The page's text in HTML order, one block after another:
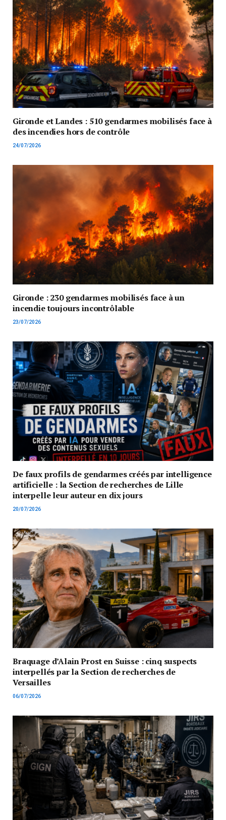
Gironde et Landes : 510 gendarmes mobilisés face à
des incendies hors de contrôle
24/07/2026
Gironde : 230 gendarmes mobilisés face à un
incendie toujours incontrôlable
23/07/2026
De faux profils de gendarmes créés par intelligence
artificielle : la Section de recherches de Lille
interpelle leur auteur en dix jours
20/07/2026
Braquage d’Alain Prost en Suisse : cinq suspects
interpellés par la Section de recherches de
Versailles
06/07/2026